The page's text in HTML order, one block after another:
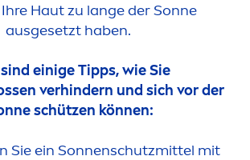
Haut zu lange der Sonne
ausgesetzt haben.
einige Tipps, wie Sie
verhindern und sich vor der
schützen können:
Sie ein Sonnenschutzmittel mit